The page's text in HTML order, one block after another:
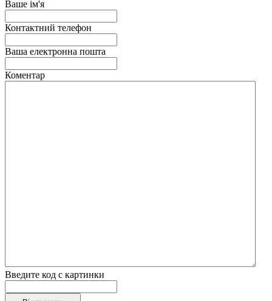
Ваше ім'я
Контактний телефон
Ваша електронна пошта
Коментар
Введите код с картинки